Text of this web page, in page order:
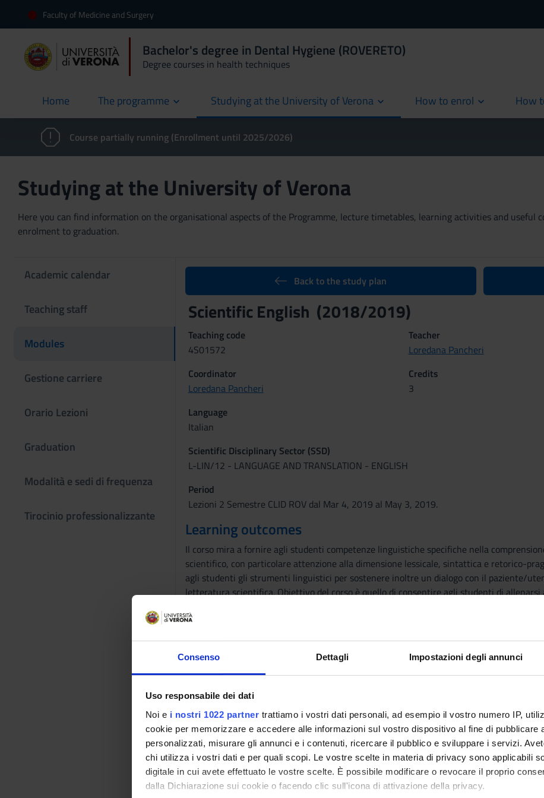
Consenso Dettagli Impostazioni degli annunci
Uso responsabile dei dati
Noi e i nostri 1022 partner trattiamo i vostri dati personali, ad esempio il vostro numero IP,
cookie per memorizzare e accedere alle informazioni sul vostro dispositivo al fine di pubblicare
personalizzati, misurare gli annunci e i contenuti, ricercare il pubblico e sviluppare i servizi.
chi utilizza i vostri dati e per quali scopi. Le vostre scelte in materia di privacy sono applicabili
digitale in cui avete effettuato le vostre scelte. È possibile modificare o revocare il proprio
dalla Dichiarazione sui cookie o facendo clic sull'icona di attivazione della privacy.
Faculty of Medicine and Surgery
Bachelor's degree in Dental Hygiene (ROVERETO)
Degree courses in health techniques
Home
current The programme Studying at the University of Verona How to enrol How
Course partially running (Enrollment until 2025/2026)
Studying at the University of Verona
Here you can find information on the organisational aspects of the Programme, lecture timetables, learning activities and
enrolment to graduation.
Academic calendar
Teaching staff
Modules
Gestione carriere
Orario Lezioni
Graduation
Modalità e sedi di frequenza
Tirocinio professionalizzante
Back to the study plan
Scientific English (2018/2019)
Teaching code
4S01572
Teacher
Loredana Pancheri
Coordinator
Loredana Pancheri
Credits
3
Language
Italian
Scientific Disciplinary Sector (SSD)
L-LIN/12 - LANGUAGE AND TRANSLATION - ENGLISH
Period
Lezioni 2 Semestre CLID ROV dal Mar 4, 2019 al May 3, 2019.
Learning outcomes
Il corso mira a fornire agli studenti competenze linguistiche specifiche nella
scientifico, con particolare attenzione alla dimensione lessicale, sintattica e retorico-
agli studenti gli strumenti linguistici per sostenere inoltre un dialogo con il paziente/
letteratura scientifica. Obiettivo del corso è quello di consentire agli studenti di
perfezionare la grammatica. Il corso si propone di preparare gli studenti ad allenare le
di interesse, la capacità di gestire un dialogo con un utente in un contesto
linguistiche nella stesura di materiale scientifico e la compilazione di documentazione
far apprendere agli studenti gli standard della ricerca EBP per analizzare i resti, porsi
Durante le lezioni frontali sono previste analisi di testi scientifici in lingua inglese,
per il consolidamento della terminolo-gia.
Program
The programme includes:
Activities in smaller groups for developing the following skills:
Reading skills, research skills, speaking and presenting skills, dialogue skills,
Terms and grammar.